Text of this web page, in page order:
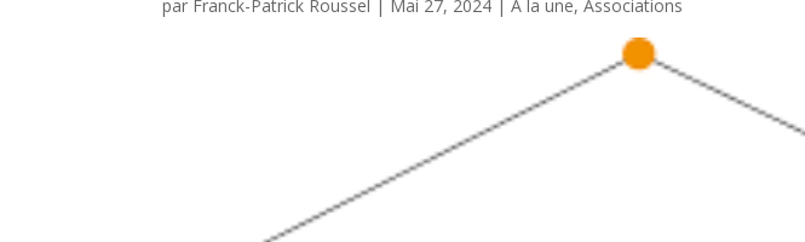
par Franck-Patrick Roussel | Mai 27, 2024 |A la une,Associations